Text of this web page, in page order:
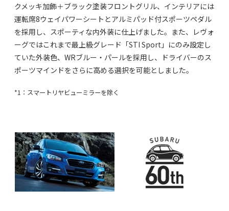
クメッキ加飾＋ブラック塗装フロントグリル、インテリアには
運転席8ウェイパワーシートとアルミパッド付スポーツペダル
を採用し、スポーティな内外装に仕上げました。また、レヴォ
ーグではこれまで最上級グレード「STI Sport」にのみ設定し
ていた外装色、WRブルー・パールを採用し、ドライバーのス
ポーツマインドをさらに高める選択を可能としました。
*1：スマートリヤビューミラーを除く